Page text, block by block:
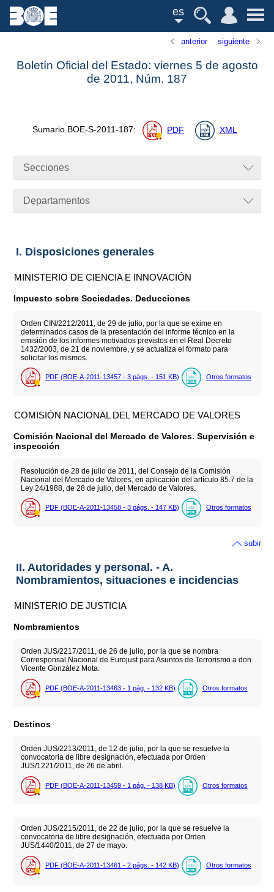
es
anterior siguiente
Boletín Oficial del Estado: viernes 5 de agosto
de 2011, Núm. 187
Sumario BOE-S-2011-187: PDF XML
Secciones
Departamentos
I. Disposiciones generales
MINISTERIO DE CIENCIA E INNOVACIÓN
Impuesto sobre Sociedades. Deducciones
Orden CIN/2212/2011, de 29 de julio, por la que se exime en
determinados casos de la presentación del informe técnico en la
emisión de los informes motivados previstos en el Real Decreto
1432/2003, de 21 de noviembre, y se actualiza el formato para
solicitar los mismos.
PDF (BOE-A-2011-13457 - 3 págs. - 151 KB) Otros formatos
COMISIÓN NACIONAL DEL MERCADO DE VALORES
Comisión Nacional del Mercado de Valores. Supervisión e
inspección
Resolución de 28 de julio de 2011, del Consejo de la Comisión
Nacional del Mercado de Valores, en aplicación del artículo 85.7 de la
Ley 24/1988, de 28 de julio, del Mercado de Valores.
PDF (BOE-A-2011-13458 - 3 págs. - 147 KB) Otros formatos
subir
II. Autoridades y personal. - A.
Nombramientos, situaciones e incidencias
MINISTERIO DE JUSTICIA
Nombramientos
Orden JUS/2217/2011, de 26 de julio, por la que se nombra
Corresponsal Nacional de Eurojust para Asuntos de Terrorismo a don
Vicente González Mota.
PDF (BOE-A-2011-13463 - 1 pág. - 132 KB) Otros formatos
Destinos
Orden JUS/2213/2011, de 12 de julio, por la que se resuelve la
convocatoria de libre designación, efectuada por Orden
JUS/1221/2011, de 26 de abril.
PDF (BOE-A-2011-13459 - 1 pág. - 138 KB) Otros formatos
Orden JUS/2215/2011, de 22 de julio, por la que se resuelve la
convocatoria de libre designación, efectuada por Orden
JUS/1440/2011, de 27 de mayo.
PDF (BOE-A-2011-13461 - 2 págs. - 142 KB) Otros formatos